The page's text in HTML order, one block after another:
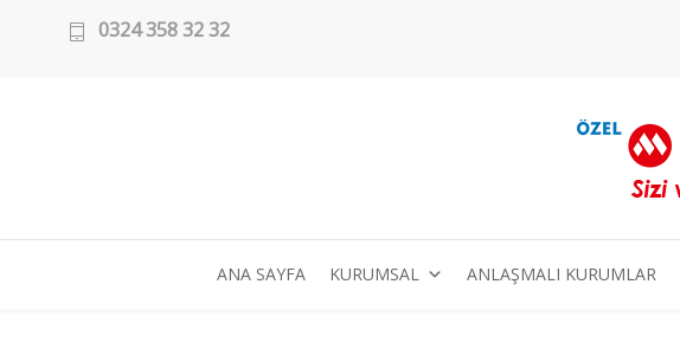
0324 358 32 32
ANA SAYFA KURUMSAL ANLAŞMALI KURUMLAR